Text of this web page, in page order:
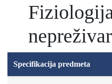
Specifikacija predmeta